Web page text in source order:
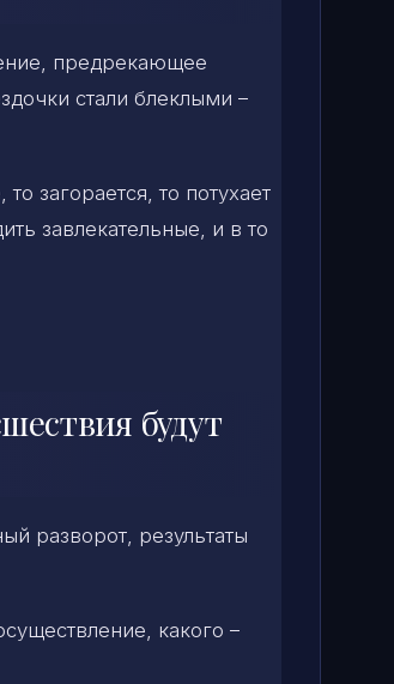
предрекающее
стали блеклыми –
загорается, то потухает
завлекательные, и в то
будут
разворот, результаты
какого –